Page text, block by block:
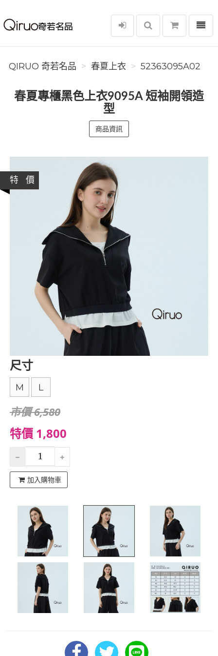
Qiruo 奇若名品
選單
QIRUO 奇若名品 春夏上衣 52363095A02
春夏專櫃黑色上衣9095A 短袖開領造
型
商品資訊
特 價
尺寸
M L
市價 6,580
特價 1,800
加入購物車